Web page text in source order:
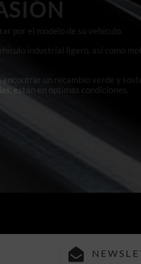
por el modelo de su vehículo.
industrial ligero, así como
un recambio verde y
están en optimas condiciones.